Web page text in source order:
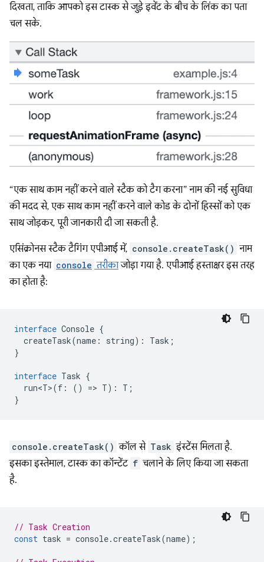
दिखता, ताकि आपको इस टास्क से जुड़े इवेंट के बीच के लिंक का पता
चल सके.
“एक साथ काम नहीं करने वाले स्टैक को टैग करना” नाम की नई सुविधा
की मदद से, एक साथ काम नहीं करने वाले कोड के दोनों हिस्सों को एक
साथ जोड़कर, पूरी जानकारी दी जा सकती है.
एसिंक्रोनस स्टैक टैगिंग एपीआई में, console.createTask() नाम
का एक नया console तरीकाजोड़ा गया है. एपीआई हस्ताक्षर इस तरह
का होता है:
interface Console {
createTask(name : string) : Task ;
}
interface Task {
run<T>(f : () => T) : T ;
}
console.createTask() कॉल से Task इंस्टेंस मिलता है.
इसका इस्तेमाल, टास्क का कॉन्टेंट f चलाने के लिए किया जा सकता
है.
// Task Creation
const task = console.createTask(name);